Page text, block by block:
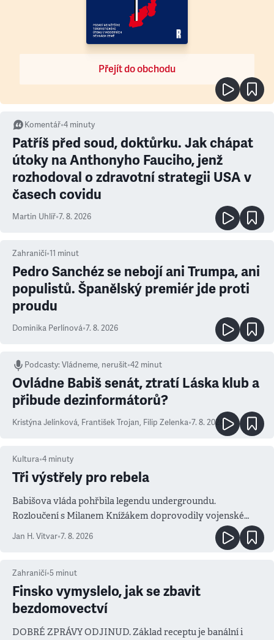
Přejít do obchodu
Komentář•4 minuty
Patříš před soud, doktůrku. Jak chápat
útoky na Anthonyho Fauciho, jenž
rozhodoval o zdravotní strategii USA v
časech covidu
Martin Uhlíř•7. 8. 2026
Zahraničí•11 minut
Pedro Sanchéz se nebojí ani Trumpa, ani
populistů. Španělský premiér jde proti
proudu
Dominika Perlínová•7. 8. 2026
Podcasty:Vládneme, nerušit•42 minut
Ovládne Babiš senát, ztratí Láska klub a
přibude dezinformátorů?
Kristýna Jelínková, František Trojan, Filip Zelenka•7. 8. 2026
Kultura•4 minuty
Tři výstřely pro rebela
Babišova vláda pohřbila legendu undergroundu.
Rozloučení s Milanem Knížákem doprovodily vojenské
salvy i kritika pokrokářů
Jan H. Vitvar•7. 8. 2026
Zahraničí•5 minut
Finsko vymyslelo, jak se zbavit
bezdomovectví
DOBRÉ ZPRÁVY ODJINUD. Základ receptu je banální i